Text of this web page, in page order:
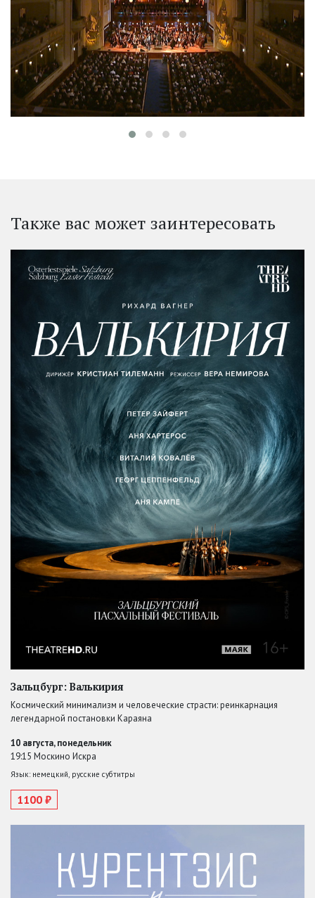
Также вас может заинтересовать
Зальцбург: Валькирия
Космический минимализм и человеческие страсти: реинкарнация
легендарной постановки Караяна
10 августа, понедельник
19:15 Москино Искра
Язык: немецкий, русские субтитры
1100 ₽